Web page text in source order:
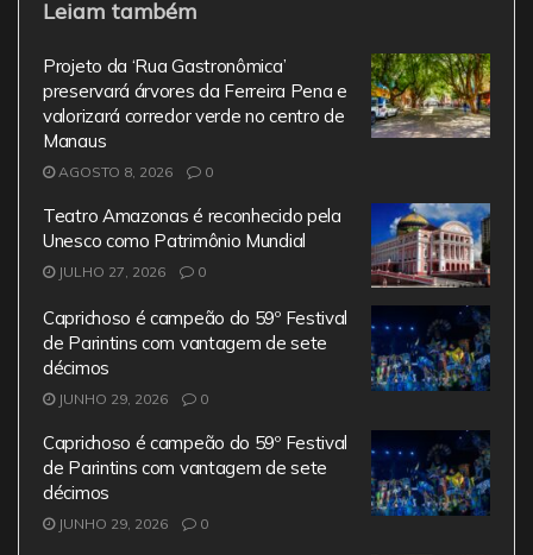
c
e
b
o
o
k
itt
er
ai
l
s
A
p
gr
a
m
Leiam também
Projeto da ‘Rua Gastronômica’
preservará árvores da Ferreira Pena e
valorizará corredor verde no centro de
Manaus
AGOSTO 8, 2026 0
Teatro Amazonas é reconhecido pela
Unesco como Patrimônio Mundial
JULHO 27, 2026 0
Caprichoso é campeão do 59º Festival
de Parintins com vantagem de sete
décimos
JUNHO 29, 2026 0
Caprichoso é campeão do 59º Festival
de Parintins com vantagem de sete
décimos
JUNHO 29, 2026 0